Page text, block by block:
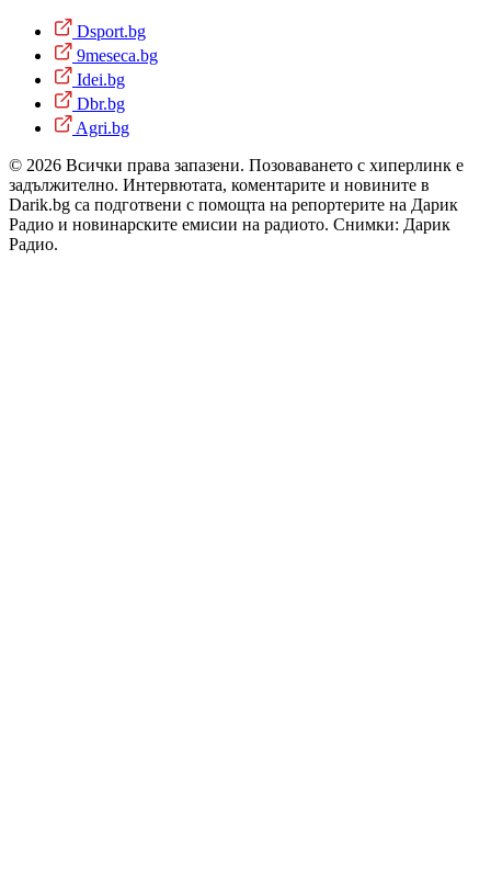
Dsport.bg
9meseca.bg
Idei.bg
Dbr.bg
Agri.bg
© 2026 Всички права запазени. Позоваването с хиперлинк е
задължително. Интервютата, коментарите и новините в
Darik.bg са подготвени с помощта на репортерите на Дарик
Радио и новинарските емисии на радиото. Снимки: Дарик
Радио.